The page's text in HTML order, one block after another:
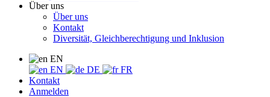
Über uns
Über uns
Kontakt
Diversität, Gleichberechtigung und Inklusion
EN
EN
DE
FR
Kontakt
Anmelden